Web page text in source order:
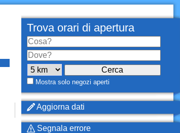
Trova orari di apertura
Mostra solo negozi aperti
Aggiorna dati
Segnala errore